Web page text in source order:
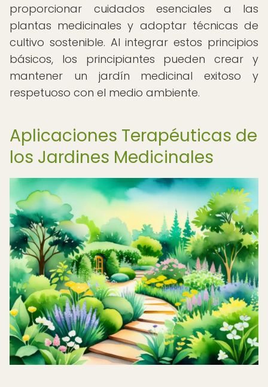
proporcionar cuidados esenciales a las
plantas medicinales y adoptar técnicas de
cultivo sostenible. Al integrar estos principios
básicos, los principiantes pueden crear y
mantener un jardín medicinal exitoso y
respetuoso con el medio ambiente.
Aplicaciones Terapéuticas de
los Jardines Medicinales